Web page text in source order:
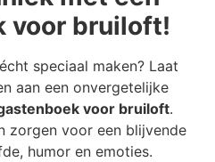
voor bruiloft!
speciaal maken? Laat
aan een onvergetelijke
voor bruiloft.
zorgen voor een blijvende
humor en emoties.